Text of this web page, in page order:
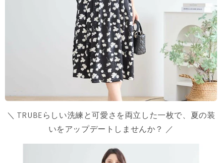
＼ TRUBEらしい洗練と可愛さを両立した一枚で、夏の装
いをアップデートしませんか？ ／